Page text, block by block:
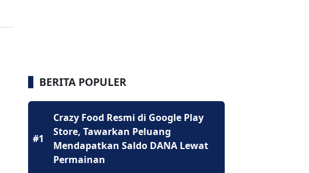
BERITA POPULER
#1
Crazy Food Resmi di Google Play
Store, Tawarkan Peluang
Mendapatkan Saldo DANA Lewat
Permainan